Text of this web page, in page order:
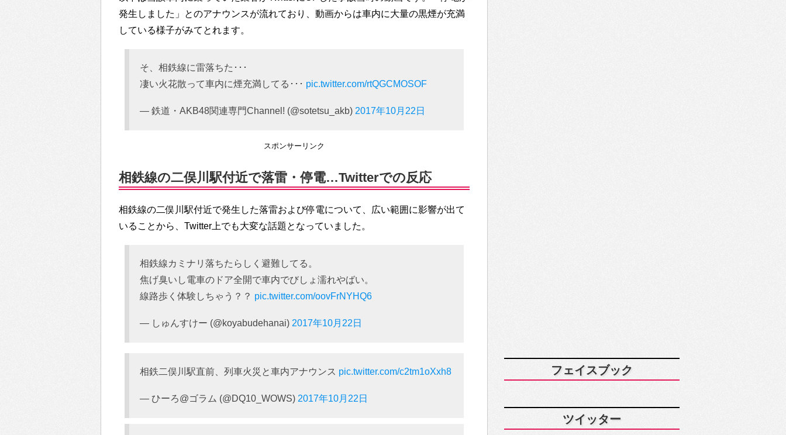
発生しました」とのアナウンスが流れており、動画からは車内に大量の黒煙が充満
している様子がみてとれます。
そ、相鉄線に雷落ちた･･･
凄い火花散って車内に煙充満してる･･･ pic.twitter.com/rtQGCMOSOF
— 鉄道・AKB48関連専門Channel! (@sotetsu_akb) 2017年10月22日
スポンサーリンク
相鉄線の二俣川駅付近で落雷・停電…Twitterでの反応
相鉄線の二俣川駅付近で発生した落雷および停電について、広い範囲に影響が出て
いることから、Twitter上でも大変な話題となっていました。
相鉄線カミナリ落ちたらしく避難してる。
焦げ臭いし電車のドア全開で車内でびしょ濡れやばい。
線路歩く体験しちゃう？？ pic.twitter.com/oovFrNYHQ6
— しゅんすけー (@koyabudehanai) 2017年10月22日
相鉄二俣川駅直前、列車火災と車内アナウンス pic.twitter.com/c2tm1oXxh8
— ひーろ@ゴラム (@DQ10_WOWS) 2017年10月22日
フェイスブック
ツイッター